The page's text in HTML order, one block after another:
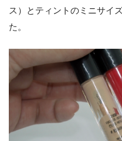
ス）とティントのミニサイ
た。